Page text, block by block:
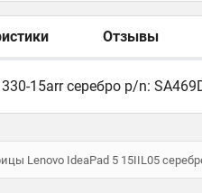
Отзывы
15arr серебро p/n:
Lenovo IdeaPad 5 15IIL05